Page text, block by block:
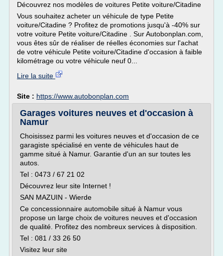
Découvrez nos modèles de voitures Petite voiture/Citadine
Vous souhaitez acheter un véhicule de type Petite
voiture/Citadine ? Profitez de promotions jusqu'à -40% sur
votre voiture Petite voiture/Citadine . Sur Autobonplan.com,
vous êtes sûr de réaliser de réelles économies sur l'achat
de votre véhicule Petite voiture/Citadine d'occasion à faible
kilométrage ou votre véhicule neuf 0...
Lire la suite
Site : https://www.autobonplan.com
Garages voitures neuves et d'occasion à
Namur
Choisissez parmi les voitures neuves et d'occasion de ce
garagiste spécialisé en vente de véhicules haut de
gamme situé à Namur. Garantie d'un an sur toutes les
autos.
Tel : 0473 / 67 21 02
Découvrez leur site Internet !
SAN MAZUIN - Wierde
Ce concessionnaire automobile situé à Namur vous
propose un large choix de voitures neuves et d'occasion
de qualité. Profitez des nombreux services à disposition.
Tel : 081 / 33 26 50
Visitez leur site